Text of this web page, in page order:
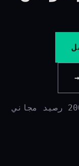
يحصل المستخدمون الجدد على 200 رصيد مجاني